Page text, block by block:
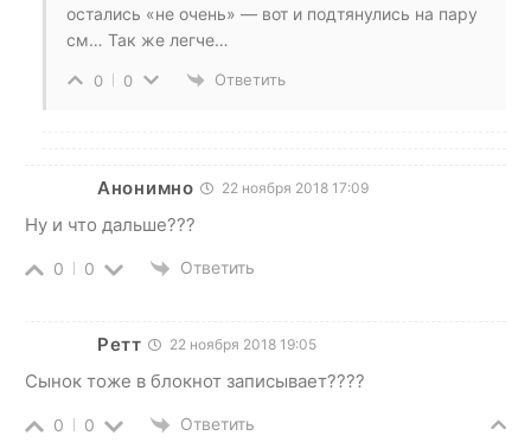
остались «не очень» — вот и подтянулись на пару
см… Так же легче…
0 0 Ответить
Анонимно 22 ноября 2018 17:09
Ну и что дальше???
0 0 Ответить
Ретт 22 ноября 2018 19:05
Сынок тоже в блокнот записывает????
0 0 Ответить